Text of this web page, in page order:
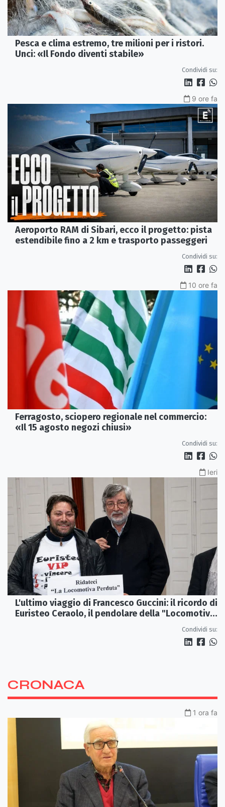
Pesca e clima estremo, tre milioni per i ristori.
Unci: «Il Fondo diventi stabile»
Condividi su:
9 ore fa
Aeroporto RAM di Sibari, ecco il progetto: pista
estendibile fino a 2 km e trasporto passeggeri
Condividi su:
10 ore fa
Ferragosto, sciopero regionale nel commercio:
«Il 15 agosto negozi chiusi»
Condividi su:
Ieri
L'ultimo viaggio di Francesco Guccini: il ricordo di
Euristeo Ceraolo, il pendolare della "Locomotiva
Condividi su:
CRONACA
1 ora fa